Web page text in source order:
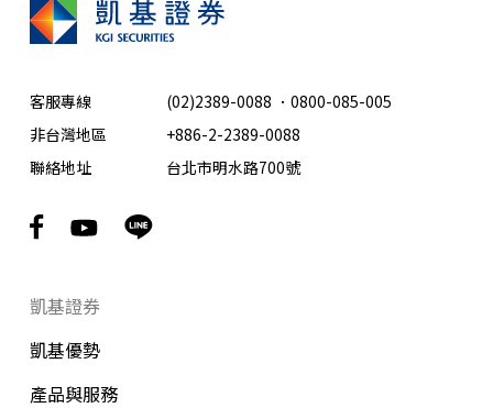
客服專線 (02)2389-0088 ． 0800-085-005
非台灣地區
+886-2-2389-0088
聯絡地址
台北市明水路700號
凱基證券
凱基優勢
產品與服務